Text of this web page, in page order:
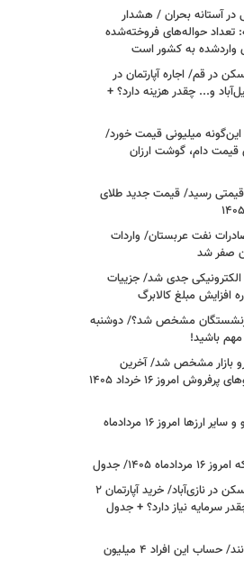
در آستانه بحران / هشدار
تعداد حواله‌های فروخته‌شده
واردشده به کشور است
در قم/ اجاره آپارتمان در
و... چقدر هزینه دارد؟ +
این‌گونه میلیونی قیمت خورد/
۳۰ درصدی قیمت دام، گوشت ارزان
قیمتی رسید/ قیمت جدید طلای
نفت عربستان/ واردات
صفر شد
الکترونیکی جدی شد/ جزییات
افزایش مبلغ کالابرگ
مشخص شد؟/ دوشنبه
مهم باشید!
بازار مشخص شد/ آخرین
وضعیت قیمت خودروهای پرفروش امروز ۱۶ خرداد ۱۴۰۵
قیمت جدید دلار، یورو و سایر ارزها امروز ۱۶ مردادماه
۱۴۰۵/ جدول
لیست قیمت خرید مسکن در نازی‌آباد/ خرید آپارتمان ۲
سرمایه نیاز دارد؟ + جدول
سرپرستان خانوار بخوانند/ حساب این افراد ۴ میلیون